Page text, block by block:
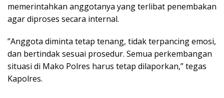
memerintahkan anggotanya yang terlibat penembakan
agar diproses secara internal.
‎”Anggota diminta tetap tenang, tidak terpancing emosi,
dan bertindak sesuai prosedur. Semua perkembangan
situasi di Mako Polres harus tetap dilaporkan,” tegas
Kapolres.